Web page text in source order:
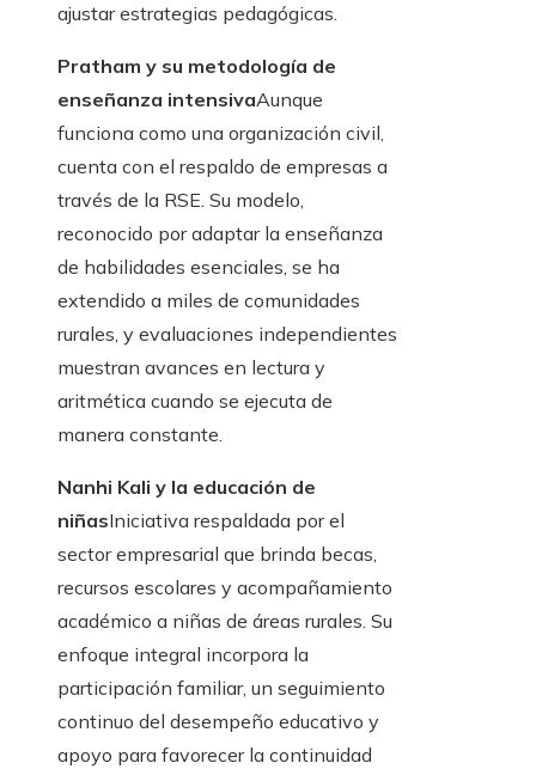
ajustar estrategias pedagógicas.
Pratham y su metodología de
enseñanza intensivaAunque
funciona como una organización civil,
cuenta con el respaldo de empresas a
través de la RSE. Su modelo,
reconocido por adaptar la enseñanza
de habilidades esenciales, se ha
extendido a miles de comunidades
rurales, y evaluaciones independientes
muestran avances en lectura y
aritmética cuando se ejecuta de
manera constante.
Nanhi Kali y la educación de
niñasIniciativa respaldada por el
sector empresarial que brinda becas,
recursos escolares y acompañamiento
académico a niñas de áreas rurales. Su
enfoque integral incorpora la
participación familiar, un seguimiento
continuo del desempeño educativo y
apoyo para favorecer la continuidad